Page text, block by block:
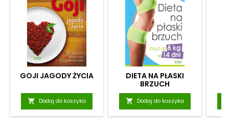
GOJI JAGODY ŻYCIA
 Dodaj do koszyka
DIETA NA PŁASKI
BRZUCH
 Dodaj do koszyka